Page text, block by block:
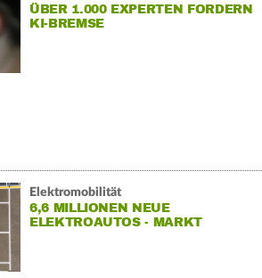
ÜBER 1.000 EXPERTEN FORDERN
KI-BREMSE
Elektromobilität
6,6 MILLIONEN NEUE
ELEKTROAUTOS - MARKT